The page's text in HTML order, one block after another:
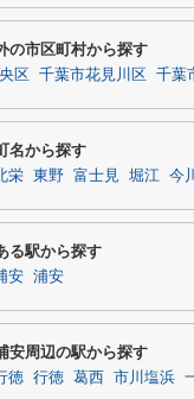
の市区町村から探す
区 千葉市花見川区 千葉
名から探す
栄 東野 富士見 堀江 今川
る駅から探す
安 浦安
安周辺の駅から探す
徳 行徳 葛西 市川塩浜